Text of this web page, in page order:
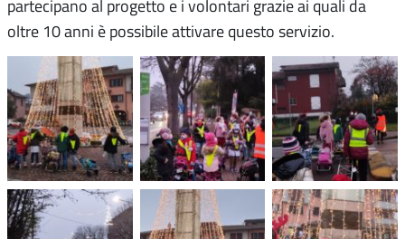
partecipano al progetto e i volontari grazie ai quali da
oltre 10 anni è possibile attivare questo servizio.